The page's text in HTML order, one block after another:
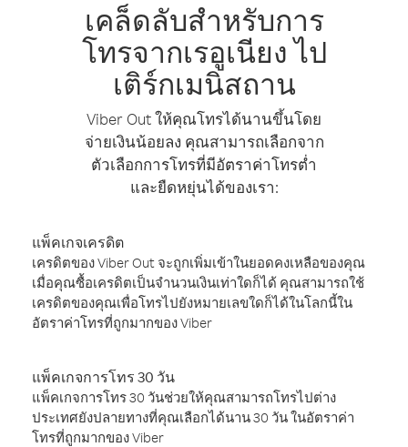
เคล็ดลับสำหรับการ
โทรจากเรอูเนียง ไป
เติร์กเมนิสถาน
Viber Out ให้คุณโทรได้นานขึ้นโดย
จ่ายเงินน้อยลง คุณสามารถเลือกจาก
ตัวเลือกการโทรที่มีอัตราค่าโทรต่ำ
และยืดหยุ่นได้ของเรา:
แพ็คเกจเครดิต
เครดิตของ Viber Out จะถูกเพิ่มเข้าในยอดคงเหลือของคุณ
เมื่อคุณซื้อเครดิตเป็นจำนวนเงินเท่าใดก็ได้ คุณสามารถใช้
เครดิตของคุณเพื่อโทรไปยังหมายเลขใดก็ได้ในโลกนี้ใน
อัตราค่าโทรที่ถูกมากของ Viber
แพ็คเกจการโทร 30 วัน
แพ็คเกจการโทร 30 วันช่วยให้คุณสามารถโทรไปต่าง
ประเทศยังปลายทางที่คุณเลือกได้นาน 30 วัน ในอัตราค่า
โทรที่ถูกมากของ Viber